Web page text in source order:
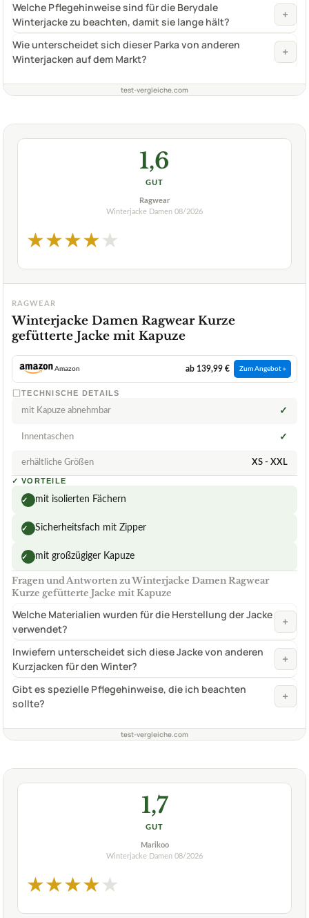
Welche Pflegehinweise sind für die Berydale
Winterjacke zu beachten, damit sie lange hält?
+
Wie unterscheidet sich dieser Parka von anderen
Winterjacken auf dem Markt?
+
test-vergleiche.com
1,6
GUT
Ragwear
Winterjacke Damen 08/2026
★★★★★
RAGWEAR
Winterjacke Damen Ragwear Kurze
gefütterte Jacke mit Kapuze
Amazon ab 139,99 € Zum Angebot »
TECHNISCHE DETAILS
mit Kapuze abnehmbar ✓
Innentaschen ✓
erhältliche Größen XS - XXL
✓ VORTEILE
✓ mit isolierten Fächern
✓ Sicherheitsfach mit Zipper
✓ mit großzügiger Kapuze
Fragen und Antworten zu Winterjacke Damen Ragwear
Kurze gefütterte Jacke mit Kapuze
Welche Materialien wurden für die Herstellung der Jacke
verwendet?
+
Inwiefern unterscheidet sich diese Jacke von anderen
Kurzjacken für den Winter?
+
Gibt es spezielle Pflegehinweise, die ich beachten
sollte?
+
test-vergleiche.com
1,7
GUT
Marikoo
Winterjacke Damen 08/2026
★★★★★